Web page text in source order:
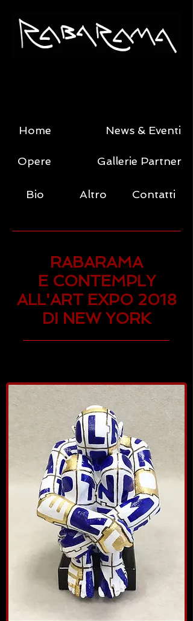
Home
Opere
Bio
News & Eventi
Gallerie Partner
Altro Contatti
RABARAMA
E CONTEMPLY
ALL'ART EXPO 2018
DI NEW YORK